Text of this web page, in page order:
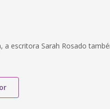
a escritora Sarah Rosado